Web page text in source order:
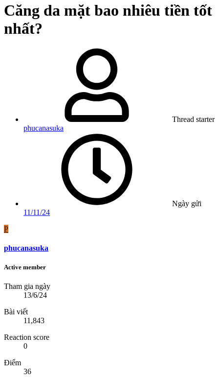
Căng da mặt bao nhiêu tiền tốt
nhất?
Thread starter
phucanasuka
Ngày gửi
11/11/24
P
phucanasuka
Active member
Tham gia ngày
13/6/24
Bài viết
11,843
Reaction score
0
Điểm
36